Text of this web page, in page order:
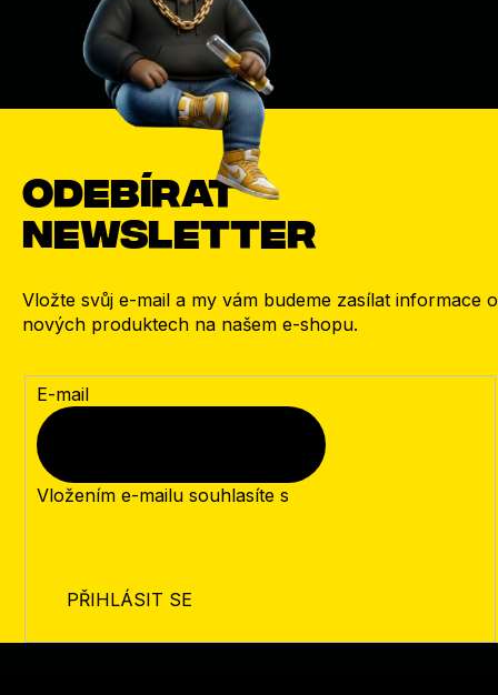
Odebírat
newsletter
Vložte svůj e-mail a my vám budeme zasílat informace o
nových produktech na našem e-shopu.
E-mail
Vložením e-mailu souhlasíte s
PŘIHLÁSIT SE